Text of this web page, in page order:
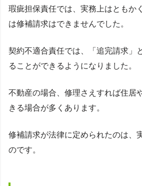
瑕疵担保責任では、実務上はともか
は修補請求はできませんでした。
契約不適合責任では、「追完請求」
ることができるようになりました。
不動産の場合、修理さえすれば住居
きる場合が多くあります。
修補請求が法律に定められたのは、
のです。